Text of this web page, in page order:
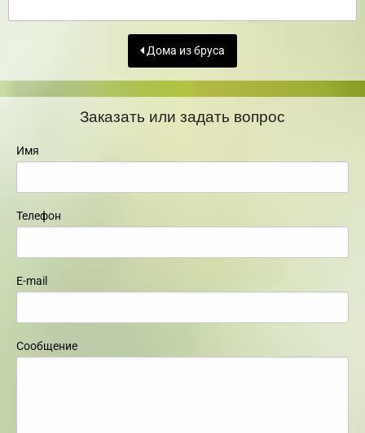
Дома из бруса
Заказать или задать вопрос
Имя
Телефон
E-mail
Сообщение